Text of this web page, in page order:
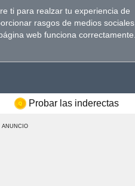
ti para realzar tu experiencia de
rasgos de medios sociales,
web funciona correctamente.
Probar las inderectas
ANUNCIO